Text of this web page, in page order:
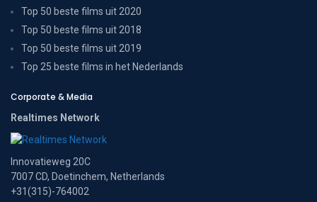
Top 50 beste films uit 2020
Top 50 beste films uit 2018
Top 50 beste films uit 2019
Top 25 beste films in het Nederlands
Corporate & Media
Realtimes Network
Innovatieweg 20C
7007 CD, Doetinchem, Netherlands
+31(315)-764002